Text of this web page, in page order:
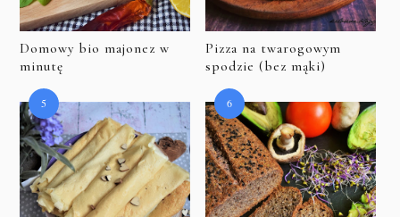
Domowy bio majonez w
minutę
Pizza na twarogowym
spodzie (bez mąki)